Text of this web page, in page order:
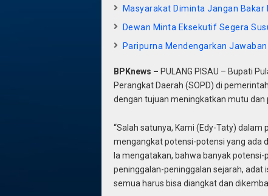
Masyarakat Diminta Jangan Bakar
Dewan Minta Eksekutif Segera
Paripurna Mendengarkan
BPKnews – PULANG PISAU – Bupati
Perangkat Daerah (SOPD) di
dengan tujuan meningkatkan mutu
“Salah satunya, Kami (Edy-Taty)
mengangkat potensi-potensi yang ada
Ia mengatakan, bahwa banyak
peninggalan-peninggalan sejarah, adat
semua harus bisa diangkat dan